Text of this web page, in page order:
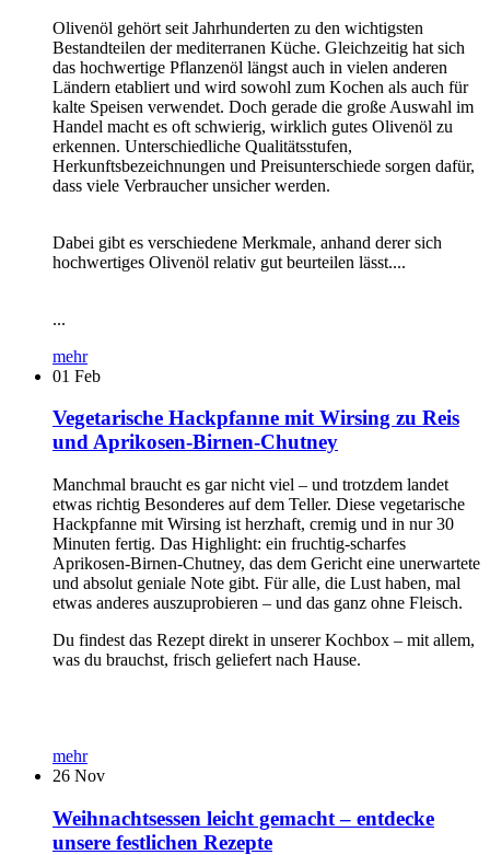
Olivenöl gehört seit Jahrhunderten zu den wichtigsten
Bestandteilen der mediterranen Küche. Gleichzeitig hat sich
das hochwertige Pflanzenöl längst auch in vielen anderen
Ländern etabliert und wird sowohl zum Kochen als auch für
kalte Speisen verwendet. Doch gerade die große Auswahl im
Handel macht es oft schwierig, wirklich gutes Olivenöl zu
erkennen. Unterschiedliche Qualitätsstufen,
Herkunftsbezeichnungen und Preisunterschiede sorgen dafür,
dass viele Verbraucher unsicher werden.
Dabei gibt es verschiedene Merkmale, anhand derer sich
hochwertiges Olivenöl relativ gut beurteilen lässt....
...
mehr
01 Feb
Vegetarische Hackpfanne mit Wirsing zu Reis
und Aprikosen-Birnen-Chutney
Manchmal braucht es gar nicht viel – und trotzdem landet
etwas richtig Besonderes auf dem Teller. Diese vegetarische
Hackpfanne mit Wirsing ist herzhaft, cremig und in nur 30
Minuten fertig. Das Highlight: ein fruchtig-scharfes
Aprikosen-Birnen-Chutney, das dem Gericht eine unerwartete
und absolut geniale Note gibt. Für alle, die Lust haben, mal
etwas anderes auszuprobieren – und das ganz ohne Fleisch.
Du findest das Rezept direkt in unserer Kochbox – mit allem,
was du brauchst, frisch geliefert nach Hause.
mehr
26 Nov
Weihnachtsessen leicht gemacht – entdecke
unsere festlichen Rezepte